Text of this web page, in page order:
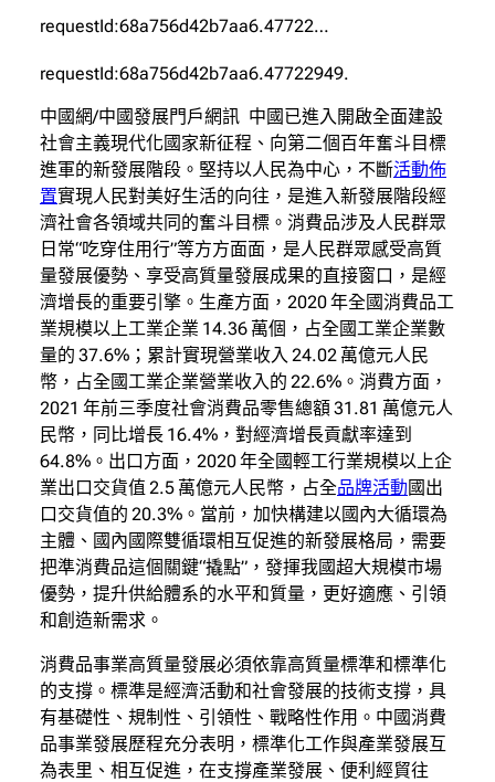
requestId:68a756d42b7aa6.47722…
requestId:68a756d42b7aa6.47722949.
中國網/中國發展門戶網訊 中國已進入開啟全面建設
社會主義現代化國家新征程、向第二個百年奮斗目標
進軍的新發展階段。堅持以人民為中心，不斷活動佈
置實現人民對美好生活的向往，是進入新發展階段經
濟社會各領域共同的奮斗目標。消費品涉及人民群眾
日常“吃穿住用行”等方方面面，是人民群眾感受高質
量發展優勢、享受高質量發展成果的直接窗口，是經
濟增長的重要引擎。生產方面，2020 年全國消費品工
業規模以上工業企業 14.36 萬個，占全國工業企業數
量的 37.6%；累計實現營業收入 24.02 萬億元人民
幣，占全國工業企業營業收入的 22.6%。消費方面，
2021 年前三季度社會消費品零售總額 31.81 萬億元人
民幣，同比增長 16.4%，對經濟增長貢獻率達到
64.8%。出口方面，2020 年全國輕工行業規模以上企
業出口交貨值 2.5 萬億元人民幣，占全品牌活動國出
口交貨值的 20.3%。當前，加快構建以國內大循環為
主體、國內國際雙循環相互促進的新發展格局，需要
把準消費品這個關鍵“撬點”，發揮我國超大規模市場
優勢，提升供給體系的水平和質量，更好適應、引領
和創造新需求。
消費品事業高質量發展必須依靠高質量標準和標準化
的支撐。標準是經濟活動和社會發展的技術支撐，具
有基礎性、規制性、引領性、戰略性作用。中國消費
品事業發展歷程充分表明，標準化工作與產業發展互
為表里、相互促進，在支撐產業發展、便利經貿往